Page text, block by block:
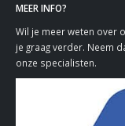
MEER INFO?
Wil je meer weten over
je graag verder. Neem
onze specialisten.